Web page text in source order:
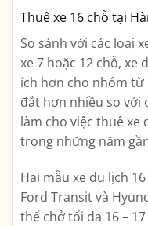
Thuê xe 16 chỗ tại
So sánh với các loại
xe 7 hoặc 12 chỗ, xe
ích hơn cho nhóm từ
đắt hơn nhiều so với
làm cho việc thuê xe
trong những năm
Hai mẫu xe du lịch
Ford Transit và
thể chở tối đa 16 –